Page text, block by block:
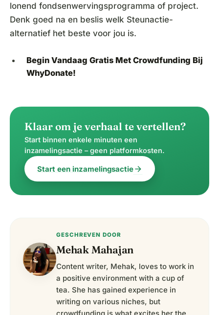
lonend fondsenwervingsprogramma of project.
Denk goed na en beslis welk Steunactie-
alternatief het beste voor jou is.
Begin Vandaag Gratis Met Crowdfunding Bij
WhyDonate!
Klaar om je verhaal te vertellen?
Start binnen enkele minuten een
inzamelingsactie – geen platformkosten.
Start een inzamelingsactiearrow_forward
GESCHREVEN DOOR
Mehak Mahajan
Content writer, Mehak, loves to work in
a positive environment with a cup of
tea. She has gained experience in
writing on various niches, but